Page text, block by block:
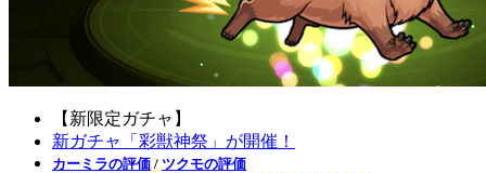
【新限定ガチャ】
新ガチャ「彩獣神祭」が開催！
カーミラの評価 / ツクモの評価